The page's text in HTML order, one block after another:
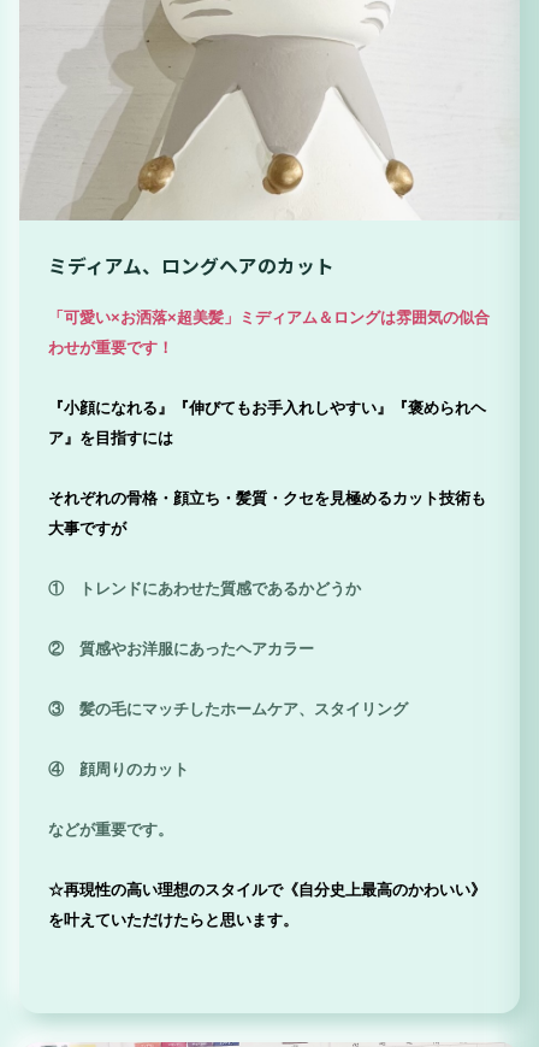
ミディアム、ロングヘアのカット
「可愛い×お洒落×超美髪」ミディアム＆ロングは雰囲気の似合
わせが重要です！
『小顔になれる』『伸びてもお手入れしやすい』『褒められヘ
ア』を目指すには
それぞれの骨格・顔立ち・髪質・クセを見極めるカット技術も
大事ですが
① トレンドにあわせた質感であるかどうか
② 質感やお洋服にあったヘアカラー
③ 髪の毛にマッチしたホームケア、スタイリング
④ 顔周りのカット
などが重要です。
☆再現性の高い理想のスタイルで《自分史上最高のかわいい》
を叶えていただけたらと思います。